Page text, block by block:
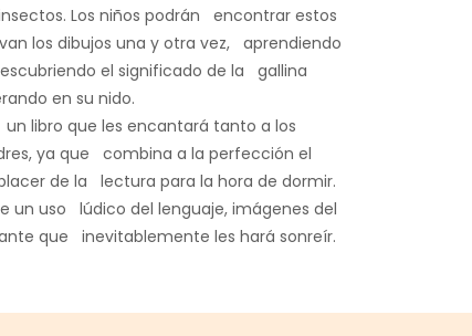
Los niños podrán encontrar estos
los dibujos una y otra vez, aprendiendo
el significado de la gallina
en su nido.
libro que les encantará tanto a los
ya que combina a la perfección el
de la lectura para la hora de dormir.
un uso lúdico del lenguaje, imágenes del
que inevitablemente les hará sonreír.